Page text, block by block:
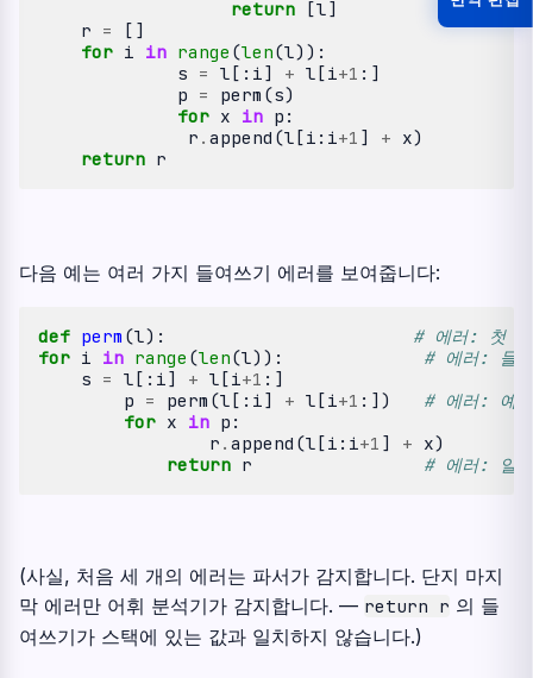
return [l]
r =
[]
for i in range (len(l)):
s = l [: i] + l [i+1 :]
p = perm (s)
for x in p :
r . append (l [i : i+1 ] + x)
return r
다음 예는 여러 가지 들여쓰기 에러를 보여줍니다:
def perm (l):
# 에러: 첫 줄
for i in range (len(l)):
# 에러: 들여
s = l[: i] + l[i+1 :]
p = perm (l[: i] + l[i+1 :])
# 에러: 예
for x in p :
r . append (l[i : i+1 ] + x)
return r # 에러: 일
(사실, 처음 세 개의 에러는 파서가 감지합니다. 단지 마지
막 에러만 어휘 분석기가 감지합니다. — return r 의 들
여쓰기가 스택에 있는 값과 일치하지 않습니다.)